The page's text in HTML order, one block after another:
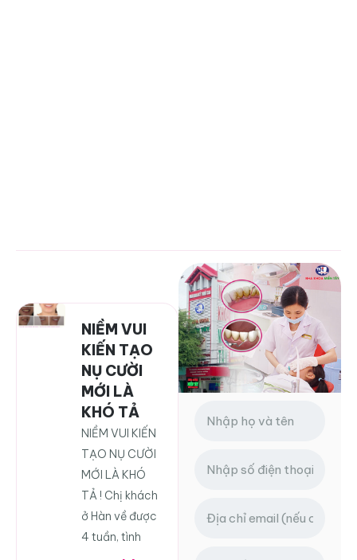
NIỀM VUI
KIẾN TẠO
NỤ CƯỜI
MỚI LÀ
KHÓ TẢ
NIỀM VUI KIẾN
TẠO NỤ CƯỜI
MỚI LÀ KHÓ
TẢ ! Chị khách
ở Hàn về được
4 tuần, tình